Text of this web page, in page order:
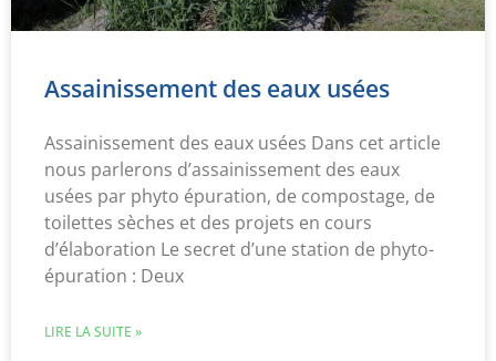
Assainissement des eaux usées
Assainissement des eaux usées Dans cet article
nous parlerons d’assainissement des eaux
usées par phyto épuration, de compostage, de
toilettes sèches et des projets en cours
d’élaboration Le secret d’une station de phyto-
épuration : Deux
LIRE LA SUITE »